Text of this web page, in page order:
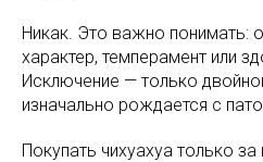
Никак. Это важно понимать:
характер, темперамент или
Исключение — только
изначально рождается с
Покупать чихуахуа только